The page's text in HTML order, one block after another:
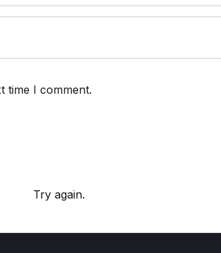
time I comment.
Try again.